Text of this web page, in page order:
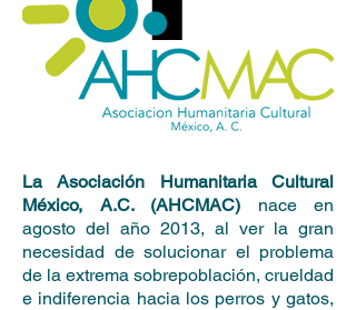
La Asociación Humanitaria Cultural
México, A.C. (AHCMAC) nace en
agosto del año 2013, al ver la gran
necesidad de solucionar el problema
de la extrema sobrepoblación, crueldad
e indiferencia hacia los perros y gatos,